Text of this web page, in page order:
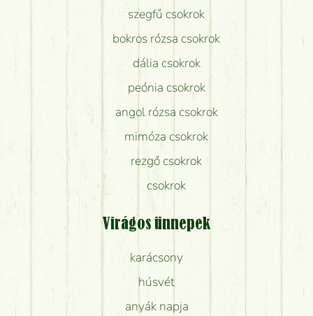
szegfű csokrok
bokros rózsa csokrok
dália csokrok
peónia csokrok
angol rózsa csokrok
mimóza csokrok
rezgő csokrok
csokrok
Virágos ünnepek
karácsony
húsvét
anyák napja